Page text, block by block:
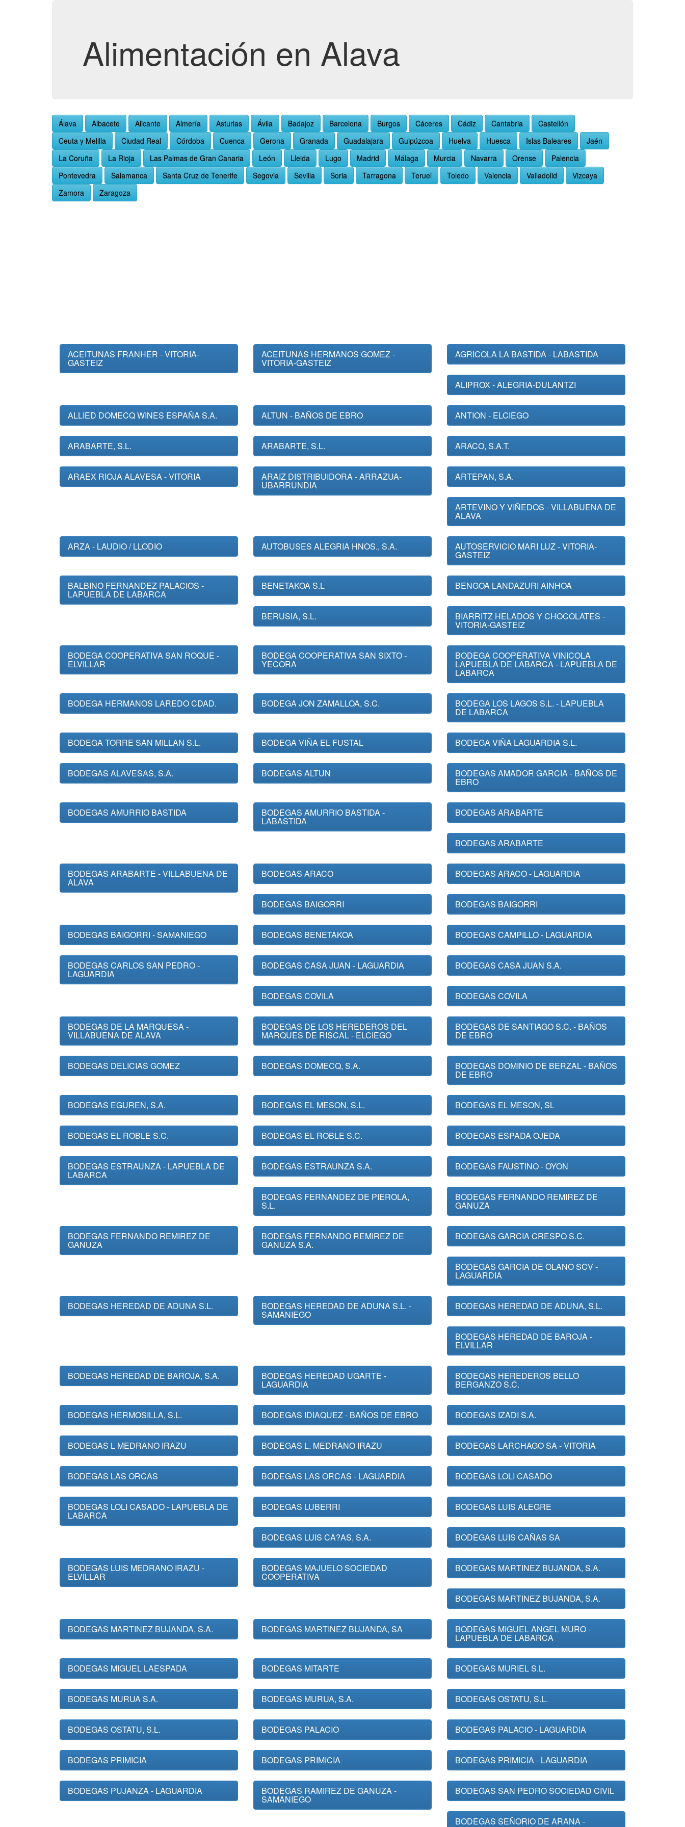
Alimentación en Alava
Álava Albacete Alicante Almería Asturias Ávila Badajoz Barcelona Burgos Cáceres Cádiz Cantabria
Castellón
Ceuta y Melilla
Ciudad Real Córdoba Cuenca Gerona Granada Guadalajara Guipúzcoa Huelva Huesca Islas Baleares
Jaén
La Coruña
La Rioja Las Palmas de Gran Canaria León Lleida Lugo Madrid Málaga Murcia Navarra Orense
Palencia
Pontevedra
Salamanca Santa Cruz de Tenerife Segovia Sevilla Soria Tarragona Teruel Toledo Valencia Valladolid
Vizcaya
Zamora
Zaragoza
ACEITUNAS FRANHER - VITORIA-
GASTEIZ
ACEITUNAS HERMANOS GOMEZ -
VITORIA-GASTEIZ
AGRICOLA LA BASTIDA - LABASTIDA
ALIPROX - ALEGRIA-DULANTZI
ALLIED DOMECQ WINES ESPAÑA S.A. ALTUN - BAÑOS DE EBRO ANTION - ELCIEGO
ARABARTE, S.L. ARABARTE, S.L. ARACO, S.A.T.
ARAEX RIOJA ALAVESA - VITORIA ARAIZ DISTRIBUIDORA - ARRAZUA-
UBARRUNDIA
ARTEPAN, S.A.
ARTEVINO Y VIÑEDOS - VILLABUENA DE
ALAVA
ARZA - LAUDIO / LLODIO AUTOBUSES ALEGRIA HNOS., S.A. AUTOSERVICIO MARI LUZ - VITORIA-
GASTEIZ
BALBINO FERNANDEZ PALACIOS -
LAPUEBLA DE LABARCA
BENETAKOA S.L BENGOA LANDAZURI AINHOA
BERUSIA, S.L. BIARRITZ HELADOS Y CHOCOLATES -
VITORIA-GASTEIZ
BODEGA COOPERATIVA SAN ROQUE -
ELVILLAR
BODEGA COOPERATIVA SAN SIXTO -
YECORA
BODEGA COOPERATIVA VINICOLA
LAPUEBLA DE LABARCA - LAPUEBLA DE
LABARCA
BODEGA HERMANOS LAREDO CDAD. BODEGA JON ZAMALLOA, S.C. BODEGA LOS LAGOS S.L. - LAPUEBLA
DE LABARCA
BODEGA TORRE SAN MILLAN S.L. BODEGA VIÑA EL FUSTAL BODEGA VIÑA LAGUARDIA S.L.
BODEGAS ALAVESAS, S.A. BODEGAS ALTUN BODEGAS AMADOR GARCIA - BAÑOS DE
EBRO
BODEGAS AMURRIO BASTIDA BODEGAS AMURRIO BASTIDA -
LABASTIDA
BODEGAS ARABARTE
BODEGAS ARABARTE
BODEGAS ARABARTE - VILLABUENA DE
ALAVA
BODEGAS ARACO BODEGAS ARACO - LAGUARDIA
BODEGAS BAIGORRI BODEGAS BAIGORRI
BODEGAS BAIGORRI - SAMANIEGO BODEGAS BENETAKOA BODEGAS CAMPILLO - LAGUARDIA
BODEGAS CARLOS SAN PEDRO -
LAGUARDIA
BODEGAS CASA JUAN - LAGUARDIA BODEGAS CASA JUAN S.A.
BODEGAS COVILA BODEGAS COVILA
BODEGAS DE LA MARQUESA -
VILLABUENA DE ALAVA
BODEGAS DE LOS HEREDEROS DEL
MARQUES DE RISCAL - ELCIEGO
BODEGAS DE SANTIAGO S.C. - BAÑOS
DE EBRO
BODEGAS DELICIAS GOMEZ BODEGAS DOMECQ, S.A. BODEGAS DOMINIO DE BERZAL - BAÑOS
DE EBRO
BODEGAS EGUREN, S.A. BODEGAS EL MESON, S.L. BODEGAS EL MESON, SL
BODEGAS EL ROBLE S.C. BODEGAS EL ROBLE S.C. BODEGAS ESPADA OJEDA
BODEGAS ESTRAUNZA - LAPUEBLA DE
LABARCA
BODEGAS ESTRAUNZA S.A. BODEGAS FAUSTINO - OYON
BODEGAS FERNANDEZ DE PIEROLA,
S.L.
BODEGAS FERNANDO REMIREZ DE
GANUZA
BODEGAS FERNANDO REMIREZ DE
GANUZA
BODEGAS FERNANDO REMIREZ DE
GANUZA S.A.
BODEGAS GARCIA CRESPO S.C.
BODEGAS GARCIA DE OLANO SCV -
LAGUARDIA
BODEGAS HEREDAD DE ADUNA S.L. BODEGAS HEREDAD DE ADUNA S.L. -
SAMANIEGO
BODEGAS HEREDAD DE ADUNA, S.L.
BODEGAS HEREDAD DE BAROJA -
ELVILLAR
BODEGAS HEREDAD DE BAROJA, S.A. BODEGAS HEREDAD UGARTE -
LAGUARDIA
BODEGAS HEREDEROS BELLO
BERGANZO S.C.
BODEGAS HERMOSILLA, S.L. BODEGAS IDIAQUEZ - BAÑOS DE EBRO BODEGAS IZADI S.A.
BODEGAS L MEDRANO IRAZU BODEGAS L. MEDRANO IRAZU BODEGAS LARCHAGO SA - VITORIA
BODEGAS LAS ORCAS BODEGAS LAS ORCAS - LAGUARDIA BODEGAS LOLI CASADO
BODEGAS LOLI CASADO - LAPUEBLA DE
LABARCA
BODEGAS LUBERRI BODEGAS LUIS ALEGRE
BODEGAS LUIS CA?AS, S.A. BODEGAS LUIS CAÑAS SA
BODEGAS LUIS MEDRANO IRAZU -
ELVILLAR
BODEGAS MAJUELO SOCIEDAD
COOPERATIVA
BODEGAS MARTINEZ BUJANDA, S.A.
BODEGAS MARTINEZ BUJANDA, S.A.
BODEGAS MARTINEZ BUJANDA, S.A. BODEGAS MARTINEZ BUJANDA, SA BODEGAS MIGUEL ANGEL MURO -
LAPUEBLA DE LABARCA
BODEGAS MIGUEL LAESPADA BODEGAS MITARTE BODEGAS MURIEL S.L.
BODEGAS MURUA S.A. BODEGAS MURUA, S.A. BODEGAS OSTATU, S.L.
BODEGAS OSTATU, S.L. BODEGAS PALACIO BODEGAS PALACIO - LAGUARDIA
BODEGAS PRIMICIA BODEGAS PRIMICIA BODEGAS PRIMICIA - LAGUARDIA
BODEGAS PUJANZA - LAGUARDIA BODEGAS RAMIREZ DE GANUZA -
SAMANIEGO
BODEGAS SAN PEDRO SOCIEDAD CIVIL
BODEGAS SEÑORIO DE ARANA -